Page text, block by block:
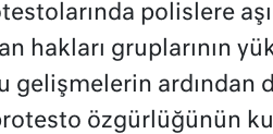
polislere
hakları gruplarının
gelişmelerin ardından
özgürlüğünün